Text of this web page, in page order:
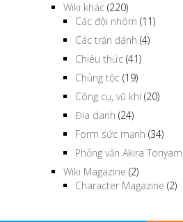
Wiki khác (220)
Các đội nhóm (11)
Các trận đánh (4)
Chiêu thức (41)
Chủng tộc (19)
Công cụ, vũ khí(20)
Địa danh (24)
Form sức mạnh (34)
Phỏng vấn Akira
Wiki Magazine (2)
Character Magazine (2)